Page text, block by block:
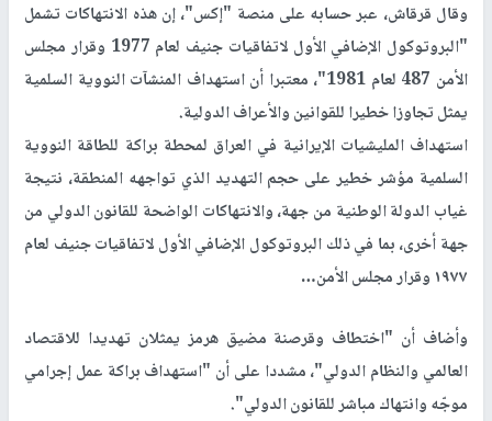
وقال قرقاش، عبر حسابه على منصة "إكس"، إن هذه الانتهاكات تشمل
"البروتوكول الإضافي الأول لاتفاقيات جنيف لعام 1977 وقرار مجلس
الأمن 487 لعام 1981"، معتبرا أن استهداف المنشآت النووية السلمية
يمثل تجاوزا خطيرا للقوانين والأعراف الدولية.
استهداف المليشيات الإيرانية في العراق لمحطة براكة للطاقة النووية
السلمية مؤشر خطير على حجم التهديد الذي تواجهه المنطقة، نتيجة
غياب الدولة الوطنية من جهة، والانتهاكات الواضحة للقانون الدولي من
جهة أخرى، بما في ذلك البروتوكول الإضافي الأول لاتفاقيات جنيف لعام
١٩٧٧ وقرار مجلس الأمن…
وأضاف أن "اختطاف وقرصنة مضيق هرمز يمثلان تهديدا للاقتصاد
العالمي والنظام الدولي"، مشددا على أن "استهداف براكة عمل إجرامي
موجّه وانتهاك مباشر للقانون الدولي".